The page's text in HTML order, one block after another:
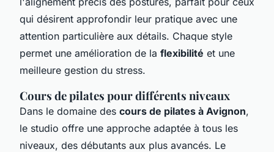
qui désirent approfondir leur pratique avec une
attention particulière aux détails. Chaque style
permet une amélioration de la flexibilité et une
meilleure gestion du stress.
Cours de pilates pour différents niveaux
Dans le domaine des cours de pilates à Avignon,
le studio offre une approche adaptée à tous les
niveaux, des débutants aux plus avancés. Le